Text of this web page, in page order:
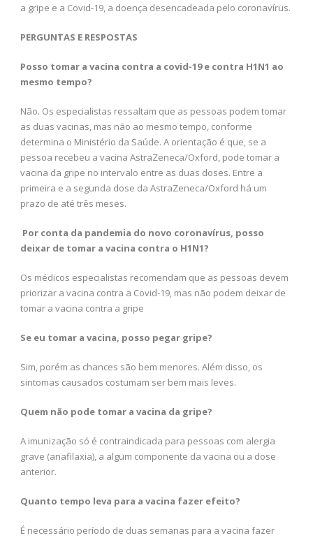
a gripe e a Covid-19, a doença desencadeada pelo coronavírus.
PERGUNTAS E RESPOSTAS
Posso tomar a vacina contra a covid-19 e contra H1N1 ao
mesmo tempo?
Não. Os especialistas ressaltam que as pessoas podem tomar
as duas vacinas, mas não ao mesmo tempo, conforme
determina o Ministério da Saúde. A orientação é que, se a
pessoa recebeu a vacina AstraZeneca/Oxford, pode tomar a
vacina da gripe no intervalo entre as duas doses. Entre a
primeira e a segunda dose da AstraZeneca/Oxford há um
prazo de até três meses.
Por conta da pandemia do novo coronavírus, posso
deixar de tomar a vacina contra o H1N1?
Os médicos especialistas recomendam que as pessoas devem
priorizar a vacina contra a Covid-19, mas não podem deixar de
tomar a vacina contra a gripe
Se eu tomar a vacina, posso pegar gripe?
Sim, porém as chances são bem menores. Além disso, os
sintomas causados costumam ser bem mais leves.
Quem não pode tomar a vacina da gripe?
A imunização só é contraindicada para pessoas com alergia
grave (anafilaxia), a algum componente da vacina ou a dose
anterior.
Quanto tempo leva para a vacina fazer efeito?
É necessário período de duas semanas para a vacina fazer